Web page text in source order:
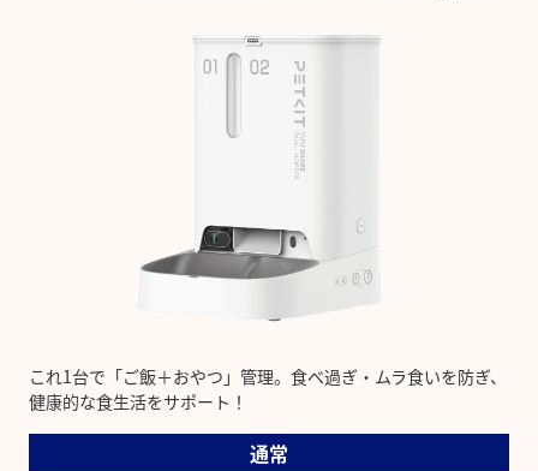
これ1台で「ご飯＋おやつ」管理。食べ過ぎ・ムラ食いを防ぎ、
健康的な食生活をサポート！
通常